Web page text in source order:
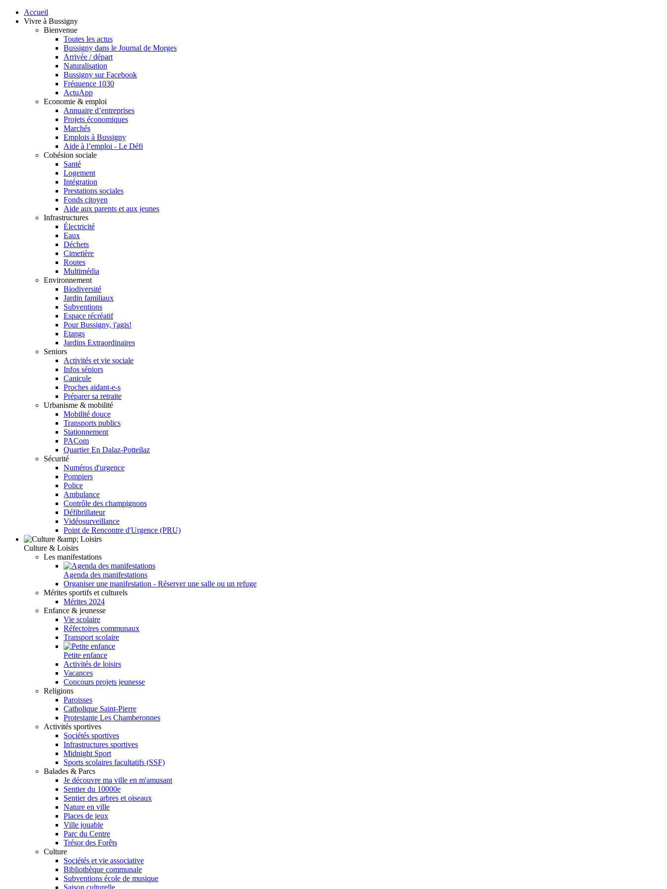
Accueil
Vivre à Bussigny
Bienvenue
Toutes les actus
Bussigny dans le Journal de Morges
Arrivée / départ
Naturalisation
Bussigny sur Facebook
Fréquence 1030
ActuApp
Economie & emploi
Annuaire d’entreprises
Projets économiques
Marchés
Emplois à Bussigny
Aide à l’emploi - Le Défi
Cohésion sociale
Santé
Logement
Intégration
Prestations sociales
Fonds citoyen
Aide aux parents et aux jeunes
Infrastructures
Électricité
Eaux
Déchets
Cimetière
Routes
Multimédia
Environnement
Biodiversité
Jardin familiaux
Subventions
Espace récréatif
Pour Bussigny, j'agis!
Etangs
Jardins Extraordinaires
Seniors
Activités et vie sociale
Infos séniors
Canicule
Proches aidant-e-s
Préparer sa retraite
Urbanisme & mobilité
Mobilité douce
Transports publics
Stationnement
PACom
Quartier En Dalaz-Potteilaz
Sécurité
Numéros d'urgence
Pompiers
Police
Ambulance
Contrôle des champignons
Défibrillateur
Vidéosurveillance
Point de Rencontre d'Urgence (PRU)
Culture & Loisirs
Les manifestations
Agenda des manifestations
Organiser une manifestation - Réserver une salle ou un refuge
Mérites sportifs et culturels
Mérites 2024
Enfance & jeunesse
Vie scolaire
Réfectoires communaux
Transport scolaire
Petite enfance
Activités de loisirs
Vacances
Concours projets jeunesse
Religions
Paroisses
Catholique Saint-Pierre
Protestante Les Chamberonnes
Activités sportives
Sociétés sportives
Infrastructures sportives
Midnight Sport
Sports scolaires facultatifs (SSF)
Balades & Parcs
Je découvre ma ville en m'amusant
Sentier du 10000e
Sentier des arbres et oiseaux
Nature en ville
Places de jeux
Ville jouable
Parc du Centre
Trésor des Forêts
Culture
Sociétés et vie associative
Bibliothèque communale
Subventions école de musique
Saison culturelle